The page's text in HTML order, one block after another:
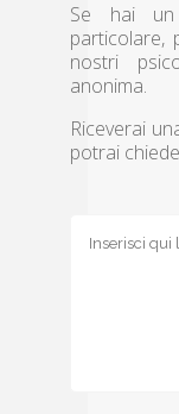
Se hai
particolare,
nostri
anonima.
Riceverai
potrai